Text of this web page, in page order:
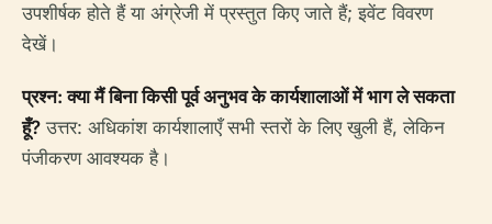
उपशीर्षक होते हैं या अंग्रेजी में प्रस्तुत किए जाते हैं; इवेंट विवरण
देखें।
प्रश्न: क्या मैं बिना किसी पूर्व अनुभव के कार्यशालाओं में भाग ले सकता
हूँ? उत्तर: अधिकांश कार्यशालाएँ सभी स्तरों के लिए खुली हैं, लेकिन
पंजीकरण आवश्यक है।